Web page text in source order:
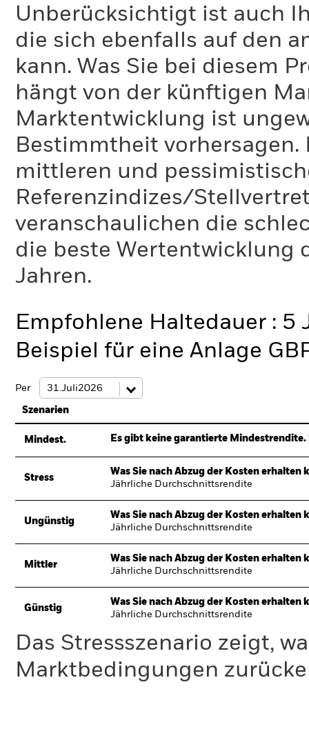
Unberücksichtigt ist auch
die sich ebenfalls auf den
kann. Was Sie bei diesem
hängt von der künftigen
Marktentwicklung ist
Bestimmtheit
mittleren und
Referenzindizes/
veranschaulichen die
die beste Wertentwicklung
Jahren.
Empfohlene Haltedauer : 5
Beispiel für eine Anlage
Per
Szenarien
Mindest. Es gibt keine garantierte
Stress
Was Sie nach Abzug der Kosten erhalten
Jährliche Durchschnittsrendite
Ungünstig
Was Sie nach Abzug der Kosten erhalten
Jährliche Durchschnittsrendite
Mittler
Was Sie nach Abzug der Kosten erhalten
Jährliche Durchschnittsrendite
Günstig
Was Sie nach Abzug der Kosten erhalten
Jährliche Durchschnittsrendite
Das Stressszenario zeigt,
Marktbedingungen